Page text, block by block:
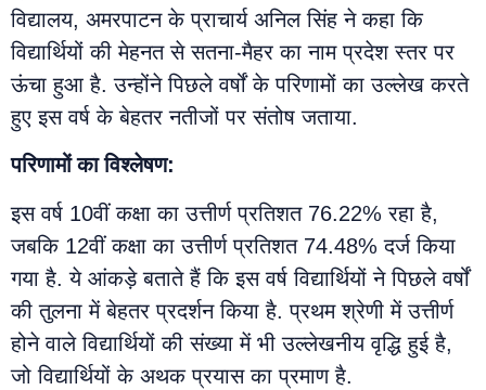
विद्यालय, अमरपाटन के प्राचार्य अनिल सिंह ने कहा कि
विद्यार्थियों की मेहनत से सतना-मैहर का नाम प्रदेश स्तर पर
ऊंचा हुआ है. उन्होंने पिछले वर्षों के परिणामों का उल्लेख करते
हुए इस वर्ष के बेहतर नतीजों पर संतोष जताया.
परिणामों का विश्लेषण:
इस वर्ष 10वीं कक्षा का उत्तीर्ण प्रतिशत 76.22% रहा है,
जबकि 12वीं कक्षा का उत्तीर्ण प्रतिशत 74.48% दर्ज किया
गया है. ये आंकड़े बताते हैं कि इस वर्ष विद्यार्थियों ने पिछले वर्षों
की तुलना में बेहतर प्रदर्शन किया है. प्रथम श्रेणी में उत्तीर्ण
होने वाले विद्यार्थियों की संख्या में भी उल्लेखनीय वृद्धि हुई है,
जो विद्यार्थियों के अथक प्रयास का प्रमाण है.